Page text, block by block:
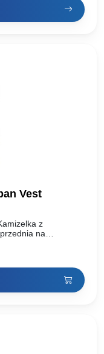
Vest
z
na
na wędki…